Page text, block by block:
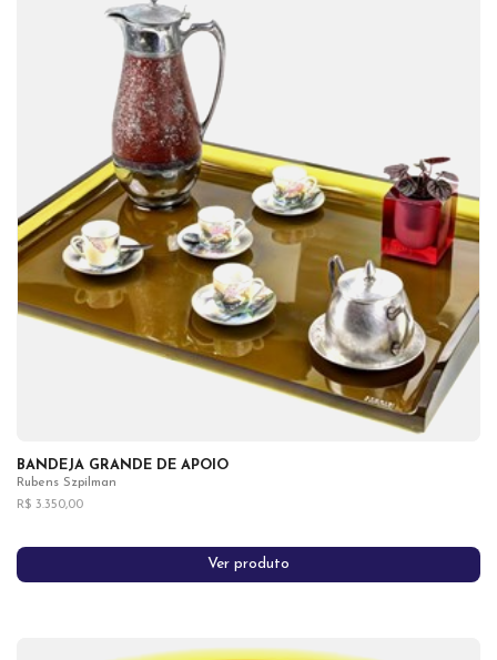
BANDEJA GRANDE DE APOIO
Rubens Szpilman
R$ 3.350,00
Ver produto